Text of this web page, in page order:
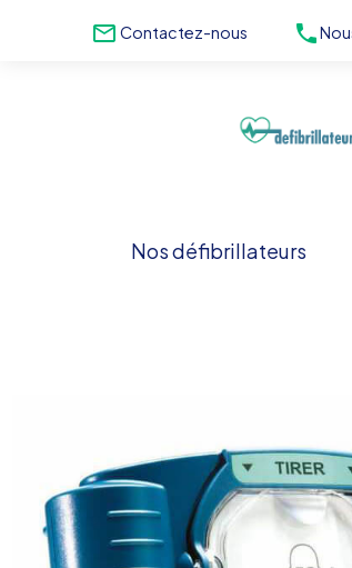
mail_outline Contactez-nous phone
Nos défibrillateurs